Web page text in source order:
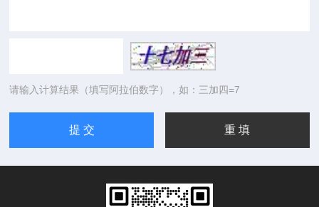
请输入计算结果（填写阿拉伯数字），如：三加四=7